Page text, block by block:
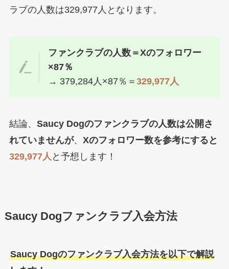
ラブの人数は329,977人となります。
ファンクラブの人数＝Xのフォロワー
×87％
→ 379,284人×87％＝329,977人
結論、 Saucy Dogのファンクラブの人数は公開さ
れていませんが、 Xのフォロワー数を参考にすると
329,977人 と予想します！
Saucy Dogファンクラブ入会方法
Saucy Dogのファンクラブ入会方法を以下で解説